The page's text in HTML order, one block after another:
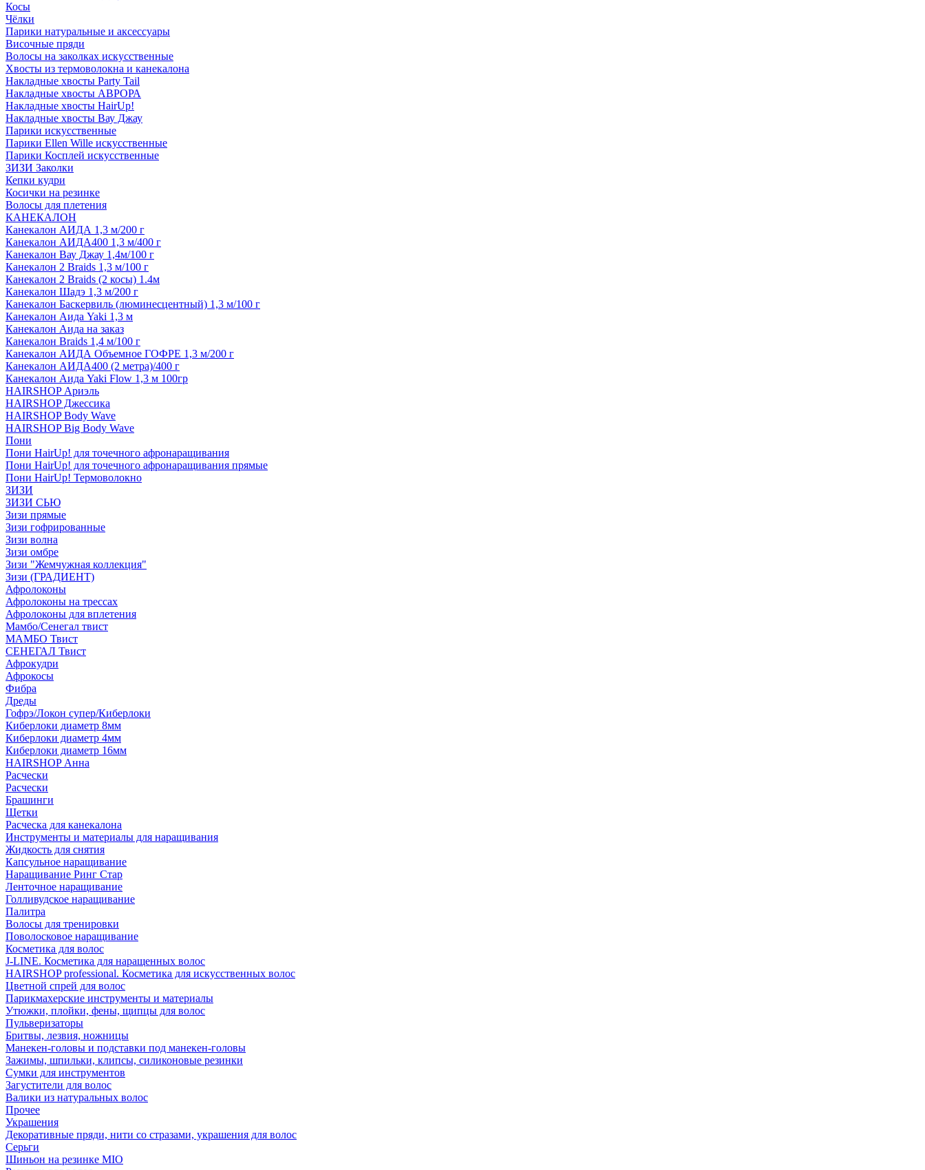
Косы
Чёлки
Парики натуральные и аксессуары
Височные пряди
Волосы на заколках искусственные
Хвосты из термоволокна и канекалона
Накладные хвосты Party Tail
Накладные хвосты АВРОРА
Накладные хвосты HairUp!
Накладные хвосты Вау Джау
Парики искусственные
Парики Ellen Wille искусственные
Парики Косплей искусственные
ЗИЗИ Заколки
Кепки кудри
Косички на резинке
Волосы для плетения
КАНЕКАЛОН
Канекалон АИДА 1,3 м/200 г
Канекалон АИДА400 1,3 м/400 г
Канекалон Вау Джау 1,4м/100 г
Канекалон 2 Braids 1,3 м/100 г
Канекалон 2 Braids (2 косы) 1.4м
Канекалон Шадэ 1,3 м/200 г
Канекалон Баскервиль (люминесцентный) 1,3 м/100 г
Канекалон Аида Yaki 1,3 м
Канекалон Аида на заказ
Канекалон Braids 1,4 м/100 г
Канекалон АИДА Объемное ГОФРЕ 1,3 м/200 г
Канекалон АИДА400 (2 метра)/400 г
Канекалон Аида Yaki Flow 1,3 м 100гр
HAIRSHOP Ариэль
HAIRSHOP Джессика
HAIRSHOP Body Wave
HAIRSHOP Big Body Wave
Пони
Пони HairUp! для точечного афронаращивания
Пони HairUp! для точечного афронаращивания прямые
Пони HairUp! Термоволокно
ЗИЗИ
ЗИЗИ СЬЮ
Зизи прямые
Зизи гофрированные
Зизи волна
Зизи омбре
Зизи "Жемчужная коллекция"
Зизи (ГРАДИЕНТ)
Афролоконы
Афролоконы на трессах
Афролоконы для вплетения
Мамбо/Сенегал твист
МАМБО Твист
СЕНЕГАЛ Твист
Афрокудри
Афрокосы
Фибра
Дреды
Гофрэ/Локон супер/Киберлоки
Киберлоки диаметр 8мм
Киберлоки диаметр 4мм
Киберлоки диаметр 16мм
HAIRSHOP Анна
Расчески
Расчески
Брашинги
Щетки
Расческа для канекалона
Инструменты и материалы для наращивания
Жидкость для снятия
Капсульное наращивание
Наращивание Ринг Стар
Ленточное наращивание
Голливудское наращивание
Палитра
Волосы для тренировки
Поволосковое наращивание
Косметика для волос
J-LINE. Косметика для наращенных волос
HAIRSHOP professional. Косметика для искусственных волос
Цветной спрей для волос
Парикмахерские инструменты и материалы
Утюжки, плойки, фены, щипцы для волос
Пульверизаторы
Бритвы, лезвия, ножницы
Манекен-головы и подставки под манекен-головы
Зажимы, шпильки, клипсы, силиконовые резинки
Сумки для инструментов
Загустители для волос
Валики из натуральных волос
Прочее
Украшения
Декоративные пряди, нити со стразами, украшения для волос
Серьги
Шиньон на резинке MIO